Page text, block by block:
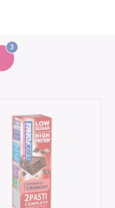
3FILTRI
SELEZIONATI